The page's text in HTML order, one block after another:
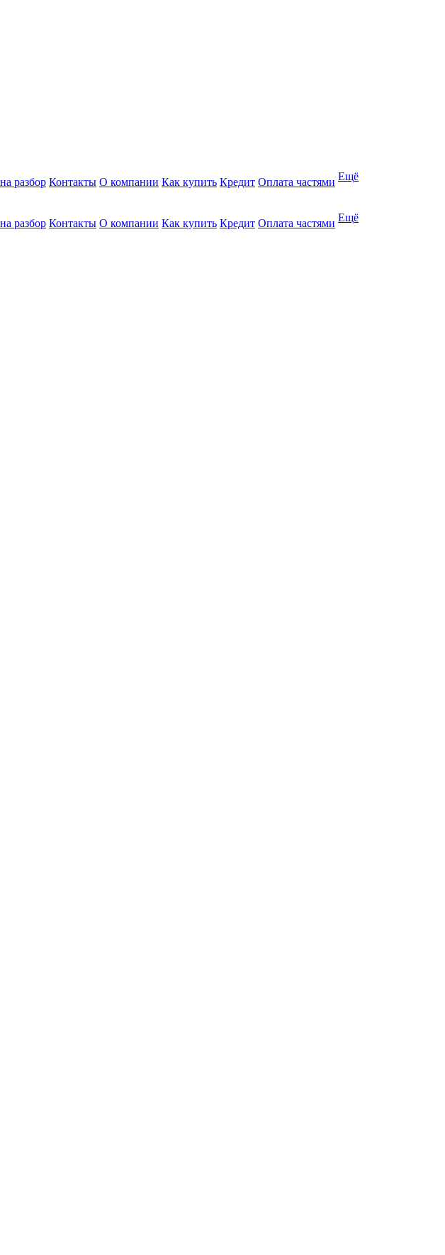
разбор Контакты О компании Как купить Кредит Оплата частями Ещё
разбор Контакты О компании Как купить Кредит Оплата частями Ещё